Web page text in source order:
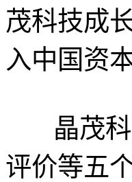
茂科技成
入中国资
晶茂
评价等五